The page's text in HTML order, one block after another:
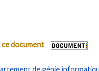
document
de génie